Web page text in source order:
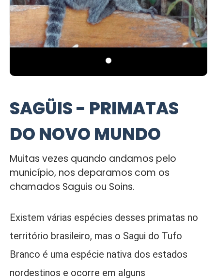
SAGÜIS - PRIMATAS
DO NOVO MUNDO
Muitas vezes quando andamos pelo
município, nos deparamos com os
chamados Saguis ou Soins.
Existem várias espécies desses primatas no
território brasileiro, mas o Sagui do Tufo
Branco é uma espécie nativa dos estados
nordestinos e ocorre em alguns